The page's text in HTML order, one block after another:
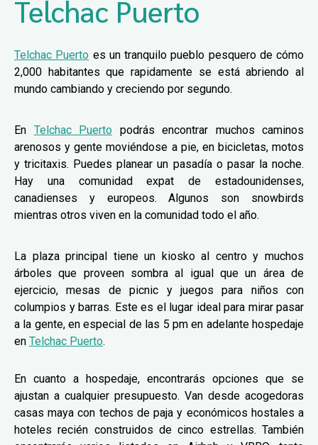
Telchac Puerto
Telchac Puerto es un tranquilo pueblo pesquero de cómo
2,000 habitantes que rapidamente se está abriendo al
mundo cambiando y creciendo por segundo.
En Telchac Puerto podrás encontrar muchos caminos
arenosos y gente moviéndose a pie, en bicicletas, motos
y tricitaxis. Puedes planear un pasadía o pasar la noche.
Hay una comunidad expat de estadounidenses,
canadienses y europeos. Algunos son snowbirds
mientras otros viven en la comunidad todo el año.
La plaza principal tiene un kiosko al centro y muchos
árboles que proveen sombra al igual que un área de
ejercicio, mesas de picnic y juegos para niños con
columpios y barras. Este es el lugar ideal para mirar pasar
a la gente, en especial de las 5 pm en adelante hospedaje
en Telchac Puerto.
En cuanto a hospedaje, encontrarás opciones que se
ajustan a cualquier presupuesto. Van desde acogedoras
casas maya con techos de paja y económicos hostales a
hoteles recién construidos de cinco estrellas. También